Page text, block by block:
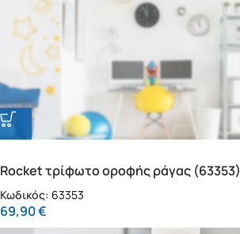
Rocket τρίφωτο οροφής ράγας (63353)
Κωδικός: 63353
69,90€